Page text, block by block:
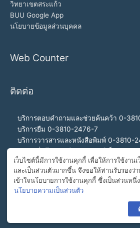
วิทยาเขตสระแก้ว
BUU Google App
นโยบายข้อมูลส่วนบุคคล
Web Counter
ติดต่อ
บริการตอบคำถามและช่วยค้นคว้า 0-
บริการยืม 0-3810-2476-7
บริการวารสารและหนังสือพิมพ์ 0-3810-
สำนักงานผู้อำนวยการ 0-3810-2460,
สายด่วนผู้อำนวยการ 092-989-2993
อีเมล buulibrary@buu.ac.th
เว็บไซต์นี้มีการใช้งานคุกกี้ เพื่อให้การใช้งาน
และเป็นส่วนตัวมากขึ้น จึงขอให้ท่านรับรองว่
เข้าใจนโยบายการใช้งานคุกกี้ ซึ่งเป็นส่วนหนึ่
นโยบายความเป็นส่วนตัว